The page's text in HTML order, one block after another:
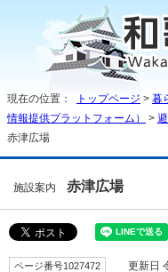
現在の位置： トップページ > 暮
情報提供プラットフォーム）
>
赤津広場
施設案内 赤津広場
ページ番号1027472 更新日